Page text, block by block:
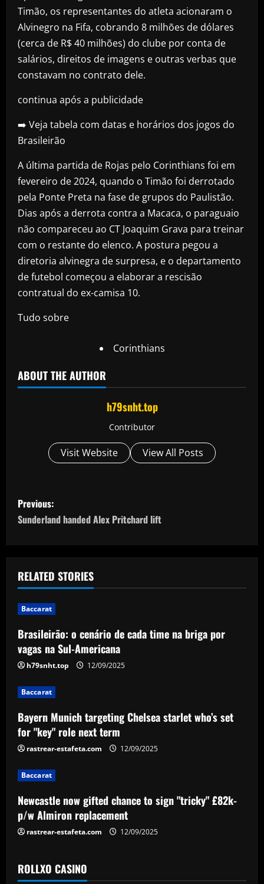
Timão, os representantes do atleta acionaram o
Alvinegro na Fifa, cobrando 8 milhões de dólares
(cerca de R$ 40 milhões) do clube por conta de
salários, direitos de imagens e outras verbas que
constavam no contrato dele.
continua após a publicidade
➡️ Veja tabela com datas e horários dos jogos do
Brasileirão
A última partida de Rojas pelo Corinthians foi em
fevereiro de 2024, quando o Timão foi derrotado
pela Ponte Preta na fase de grupos do Paulistão.
Dias após a derrota contra a Macaca, o paraguaio
não compareceu ao CT Joaquim Grava para treinar
com o restante do elenco. A postura pegou a
diretoria alvinegra de surpresa, e o departamento
de futebol começou a elaborar a rescisão
contratual do ex-camisa 10.
Tudo sobre
Corinthians
ABOUT THE AUTHOR
h79snht.top
Contributor
Visit Website View All Posts
P
o
t
n
a
v
i
g
a
t
i
o
n
Previous:
Sunderland handed Alex Pritchard lift
RELATED STORIES
Baccarat
Brasileirão: o cenário de cada time na briga por
vagas na Sul-Americana
h79snht.top 12/09/2025
Baccarat
Bayern Munich targeting Chelsea starlet who’s set
for "key" role next term
rastrear-estafeta.com 12/09/2025
Baccarat
Newcastle now gifted chance to sign "tricky" £82k-
p/w Almiron replacement
rastrear-estafeta.com 12/09/2025
ROLLXO CASINO